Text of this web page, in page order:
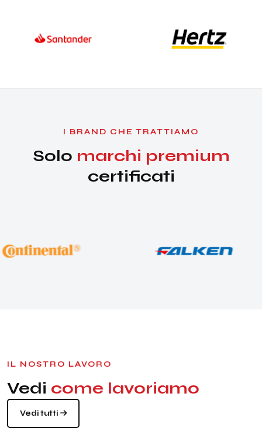
I BRAND CHE TRATTIAMO
Solo marchi premium
certificati
IL NOSTRO LAVORO
Vedi come lavoriamo
Vedi tutti